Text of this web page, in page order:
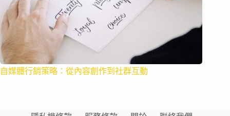
自媒體行銷策略：從內容創作到社群互動